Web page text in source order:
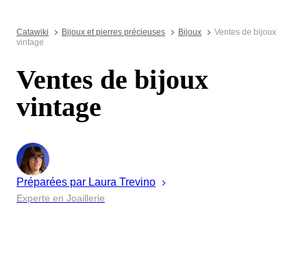
Catawiki Bijoux et pierres précieuses Bijoux
Ventes de bijoux
vintage
Ventes de bijoux
vintage
Préparées par Laura Trevino
Experte en Joaillerie